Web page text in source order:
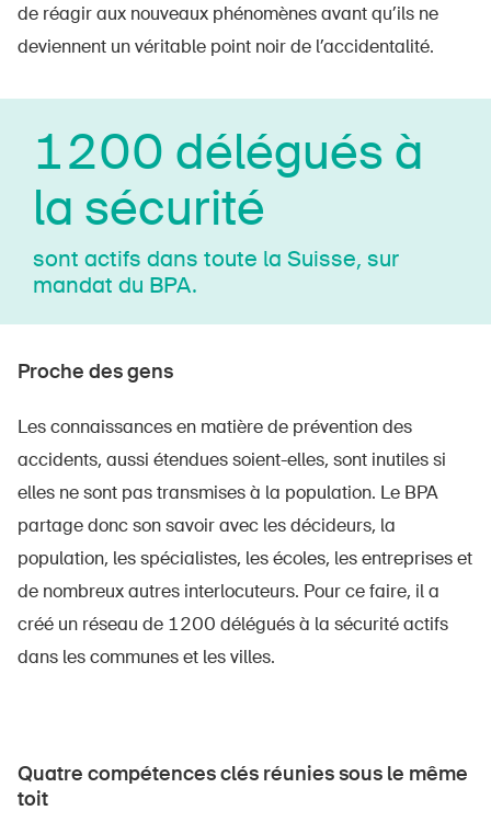
de réagir aux nouveaux phénomènes avant qu’ils ne
deviennent un véritable point noir de l’accidentalité.
1200 délégués à
la sécurité
sont actifs dans toute la Suisse, sur
mandat du BPA.
Proche des gens
Les connaissances en matière de prévention des
accidents, aussi étendues soient-elles, sont inutiles si
elles ne sont pas transmises à la population. Le BPA
partage donc son savoir avec les décideurs, la
population, les spécialistes, les écoles, les entreprises et
de nombreux autres interlocuteurs. Pour ce faire, il a
créé un réseau de 1200 délégués à la sécurité actifs
dans les communes et les villes.
Quatre compétences clés réunies sous le même
toit